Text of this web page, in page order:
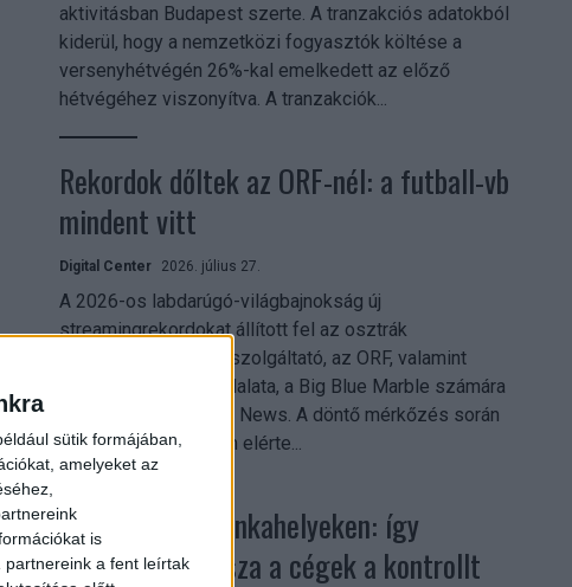
sütik formájában,
amelyeket az
is
partnereink a fent leírtak
aktivitásban Budapest szerte. A tranzakciós adatokból
kiderül, hogy a nemzetközi fogyasztók költése a
versenyhétvégén 26%-kal emelkedett az előző
hétvégéhez viszonyítva. A tranzakciók...
Rekordok dőltek az ORF-nél: a futball-vb
mindent vitt
Digital Center 2026. július 27.
A 2026-os labdarúgó-világbajnokság új
streamingrekordokat állított fel az osztrák
közszolgálati műsorszolgáltató, az ORF, valamint
technológiai leányvállalata, a Big Blue Marble számára
– írja a Broadband TV News. A döntő mérkőzés során
az átlagos nézőszám elérte...
Shadow AI a munkahelyeken: így
szerezhetik vissza a cégek a kontrollt